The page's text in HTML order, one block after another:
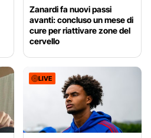
Zanardi fa nuovi passi
avanti: concluso un mese di
cure per riattivare zone del
cervello
LIVE